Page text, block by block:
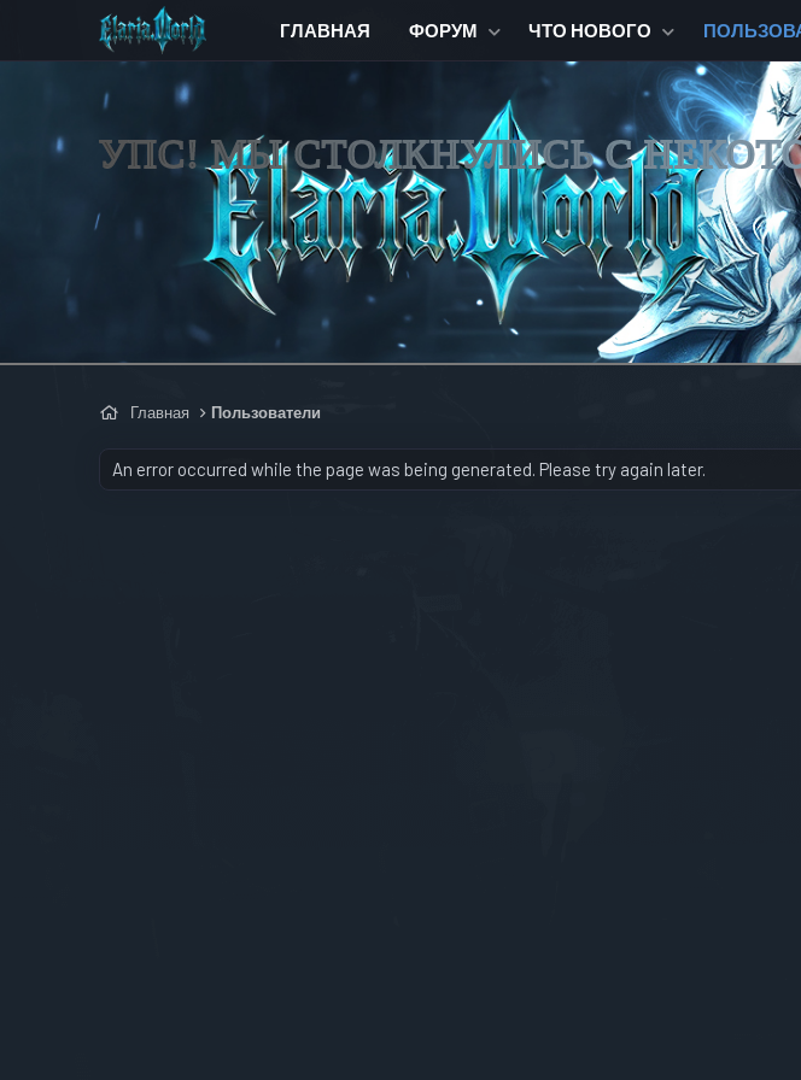
ГЛАВНАЯ ФОРУМ ЧТО НОВОГО
УПС! МЫ СТОЛКНУЛИСЬ С
Главная Пользователи
An error occurred while the page was being generated. Please try again later.